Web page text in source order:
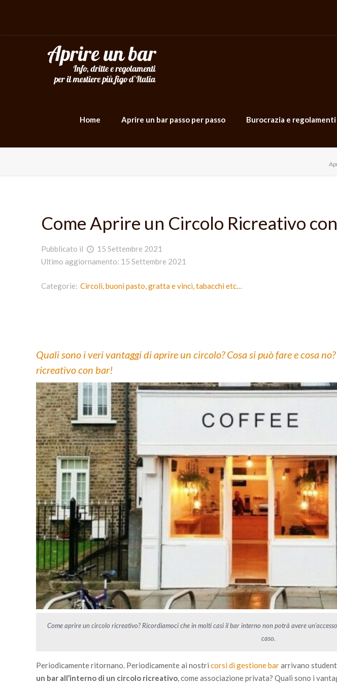
Home Aprire un bar passo per passo Burocrazia e regolamenti
Come Aprire un Circolo Ricreativo
Pubblicato il
15 Settembre 2021
Ultimo aggiornamento: 15 Settembre 2021
Categorie: Circoli, buoni pasto, gratta e vinci, tabacchi etc…
Quali sono i veri vantaggi di aprire un circolo? Cosa si può fare e cosa
ricreativo con bar!
Come aprire un circolo ricreativo? Ricordiamoci che in molti casi il bar interno non potrà avere
caso.
Periodicamente ritornano. Periodicamente ai nostricorsi di gestione bararrivano
un bar all’interno di un circolo ricreativo, come associazione privata? Quali sono i